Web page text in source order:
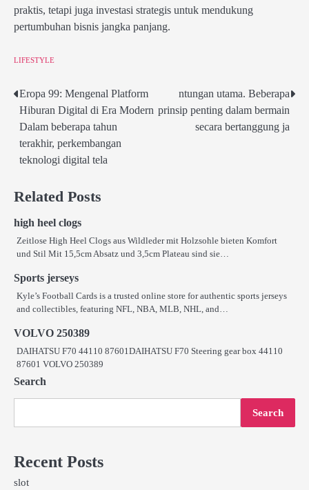
praktis, tetapi juga investasi strategis untuk mendukung
pertumbuhan bisnis jangka panjang.
LIFESTYLE
Post
navigation
Eropa 99: Mengenal Platform
Hiburan Digital di Era Modern
Dalam beberapa tahun
terakhir, perkembangan
teknologi digital tela
ntungan utama. Beberapa
prinsip penting dalam bermain
secara bertanggung ja
Related Posts
high heel clogs
Zeitlose High Heel Clogs aus Wildleder mit Holzsohle bieten Komfort
und Stil Mit 15,5cm Absatz und 3,5cm Plateau sind sie…
Sports jerseys
Kyle’s Football Cards is a trusted online store for authentic sports jerseys
and collectibles, featuring NFL, NBA, MLB, NHL, and…
VOLVO 250389
DAIHATSU F70 44110 87601DAIHATSU F70 Steering gear box 44110
87601 VOLVO 250389
Search
Search
Recent Posts
slot